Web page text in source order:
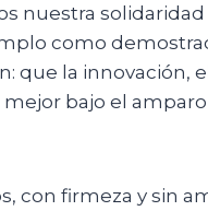
nuestra
como
que la innovación,
bajo el
con firmeza y sin